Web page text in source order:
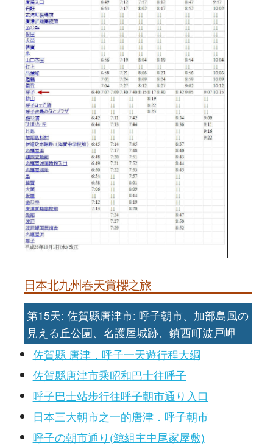
日本北九州春天賞櫻之旅
第15天: 佐賀縣唐津市: 呼子朝市、加部島風の
見える丘公園、名護屋城跡、鎮西町波戸岬
佐賀縣 唐津．呼子一天遊行程大綱
佐賀縣唐津市乘昭和巴士往呼子
呼子巴士站步行往呼子朝市通り入口
日本三大朝市之一的唐津．呼子朝市
呼子の朝市通り(鯨組主中尾家屋敷)